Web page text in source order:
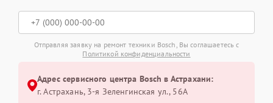
Отправляя заявку на ремонт техники Bosch, Вы соглашаетесь с
Политикой конфиденциальности
Адрес сервисного центра Bosch в Астрахани:
г. Астрахань, 3-я Зеленгинская ул., 56А